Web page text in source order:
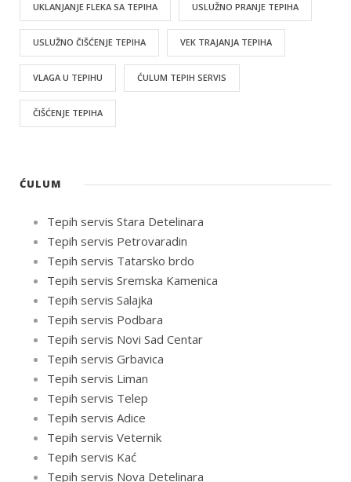
UKLANJANJE FLEKA SA TEPIHA USLUŽNO PRANJE TEPIHA
USLUŽNO ČIŠĆENJE TEPIHA VEK TRAJANJA TEPIHA
VLAGA U TEPIHU ĆULUM TEPIH SERVIS
ČIŠĆENJE TEPIHA
ĆULUM
Tepih servis Stara Detelinara
Tepih servis Petrovaradin
Tepih servis Tatarsko brdo
Tepih servis Sremska Kamenica
Tepih servis Salajka
Tepih servis Podbara
Tepih servis Novi Sad Centar
Tepih servis Grbavica
Tepih servis Liman
Tepih servis Telep
Tepih servis Adice
Tepih servis Veternik
Tepih servis Kać
Tepih servis Nova Detelinara